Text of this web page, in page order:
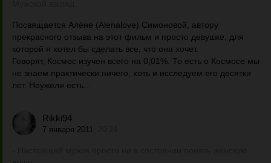
Посвящается Алёне (Alenalove) Симоновой, автору
прекрасного отзыва на этот фильм и просто девушке, для
которой я хотел бы сделать все, что она хочет.
Говорят, Космос изучен всего на 0,01%. То есть о Космосе мы
не знаем практически ничего, хоть и исследуем его десятки
лет. Неужели есть...
Rikki94
7 января 2011